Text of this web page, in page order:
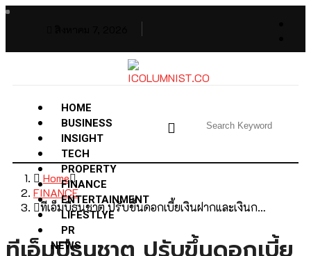
HOME
BUSINESS
INSIGHT
TECH
PROPERTY
FINANCE
ENTERTAINMENT
LIFESTLYE
PR
NEWS
Home
FINANCE
ทีเอ็มบีธนชาต ปรับขึ้นดอกเบี้ยเงินฝากและเงินก…